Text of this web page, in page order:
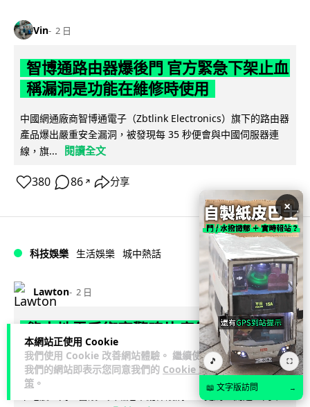
本網站正使用 Cookie
我們使用 Cookie 改善網站體驗。 繼續使用
我們的網站即表示您同意我們的 Cookie 政
策 。
Vin 2 日
智博通路由器爆後門 官方緊急下架止血
稱漏洞是功能在維修時使用
中國網通廠商智博通電子（Zbtlink Electronics）旗下的路由器
產品爆出嚴重安全漏洞，被發現每 35 秒便會與中國伺服器連
線，旗...
閱讀全文
380 86 ↗ 分享
科技娛樂 生活娛樂 城中熱話
Lawton 2 日
熊本地震手術室驚魂片瘋傳 醫護保護病
人、逃生門 網民讚值得尊敬
熊本縣 7 月 28 日發生 7.1 級地震，熊本綜合醫院手術室鏡頭拍
下地震一刻，醫護人員臨危不亂保護病人，更馬上開逃生門確
×
🎵 ⛶
📖 文字版訪問 →